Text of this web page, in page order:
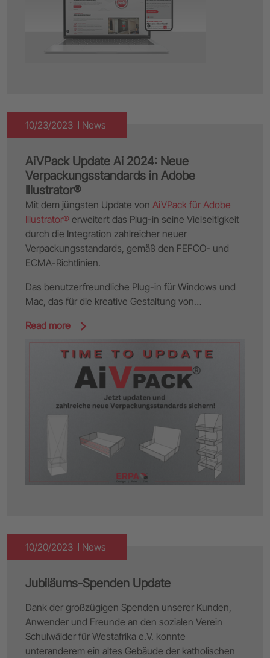
10/23/2023 News
AiVPack Update Ai 2024: Neue
Verpackungsstandards in Adobe
Illustrator®
Mit dem jüngsten Update von AiVPack für Adobe
Illustrator® erweitert das Plug-in seine Vielseitigkeit
durch die Integration zahlreicher neuer
Verpackungsstandards, gemäß den FEFCO- und
ECMA-Richtlinien.
Das benutzerfreundliche Plug-in für Windows und
Mac, das für die kreative Gestaltung von…
Read more
10/20/2023 News
Jubiläums-Spenden Update
Dank der großzügigen Spenden unserer Kunden,
Anwender und Freunde an den sozialen Verein
Schulwälder für Westafrika e.V. konnte
unteranderem ein altes Gebäude der katholischen